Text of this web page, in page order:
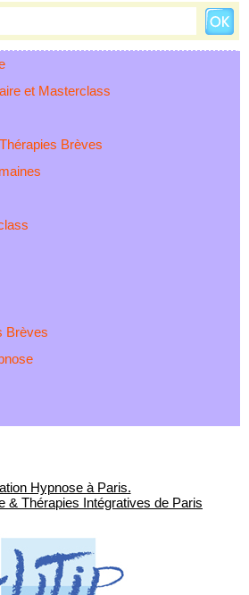
et Masterclass
Brèves
Brèves
Hypnose à Paris.
& Thérapies Intégratives de Paris